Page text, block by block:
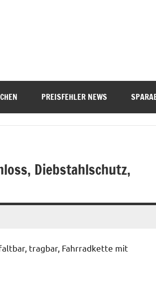
PREISFEHLER NEWS
Diebstahlschutz,
tragbar, Fahrradkette mit